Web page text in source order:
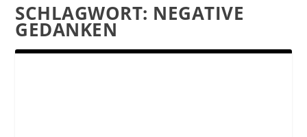
SCHLAGWORT: NEGATIVE
GEDANKEN